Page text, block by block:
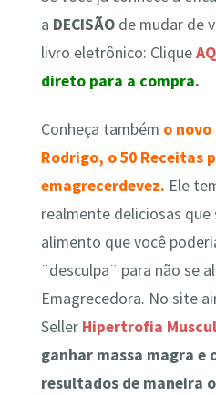
a DECISÃO de mudar de
livro eletrônico: Clique
direto para a compra.
Conheça também o
Rodrigo, o 50 Receitas
emagrecerdevez. Ele
realmente deliciosas
alimento que você
¨desculpa¨ para não se
Emagrecedora. No site
Seller Hipertrofia
ganhar massa magra e
resultados de maneira